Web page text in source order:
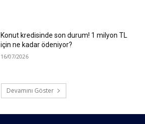
Konut kredisinde son durum! 1 milyon TL
için ne kadar ödeniyor?
16/07/2026
Devamını Göster